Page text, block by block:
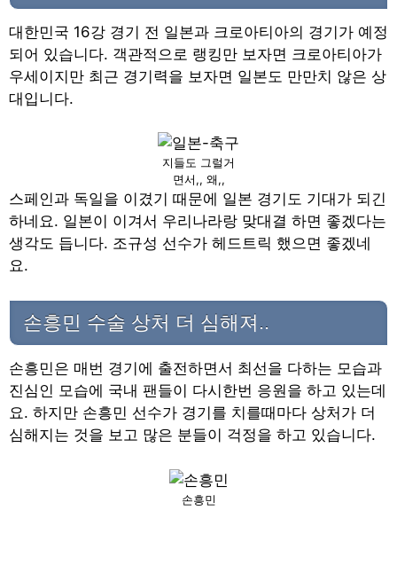
대한민국 16강 경기 전 일본과 크로아티아의 경기가 예정
되어 있습니다. 객관적으로 랭킹만 보자면 크로아티아가
우세이지만 최근 경기력을 보자면 일본도 만만치 않은 상
대입니다.
지들도 그럴거
면서,, 왜,,
스페인과 독일을 이겼기 때문에 일본 경기도 기대가 되긴
하네요. 일본이 이겨서 우리나라랑 맞대결 하면 좋겠다는
생각도 듭니다. 조규성 선수가 헤드트릭 했으면 좋겠네
요.
손흥민 수술 상처 더 심해져..
손흥민은 매번 경기에 출전하면서 최선을 다하는 모습과
진심인 모습에 국내 팬들이 다시한번 응원을 하고 있는데
요. 하지만 손흥민 선수가 경기를 치를때마다 상처가 더
심해지는 것을 보고 많은 분들이 걱정을 하고 있습니다.
손흥민